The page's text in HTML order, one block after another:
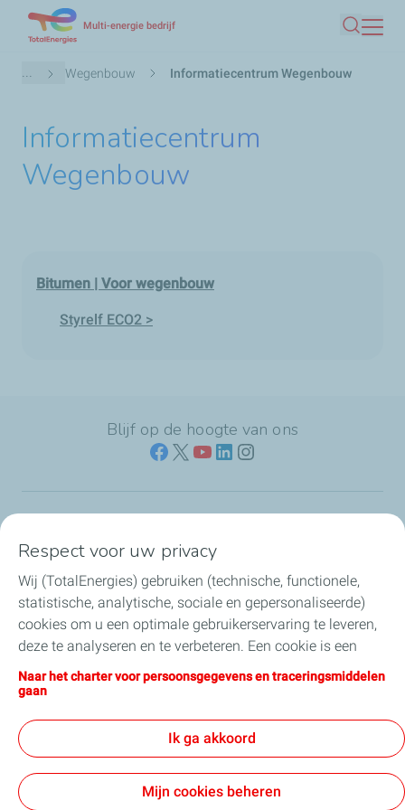
naar
gaan
Multi-energie bedrijf
Zoeken
Kruimelpad
... Wegenbouw Informatiecentrum Wegenbouw
Informatiecentrum
Wegenbouw
Bitumen | Voor wegenbouw
Styrelf ECO2 >
Blijf op de hoogte van ons
Producten & services
Koolstofarme brandstoffen
Direct regelen & contact
Over TotalEnergies
Respect voor uw privacy
Wij (TotalEnergies) gebruiken (technische, functionele,
statistische, analytische, sociale en gepersonaliseerde)
cookies om u een optimale gebruikerservaring te leveren,
deze te analyseren en te verbeteren. Een cookie is een
klein tekstbestand dat bij het eerste bezoek aan een
website wordt opgeslagen in de browser van het toestel
instellingen op elk moment wijzigen door op “Mijn
Cookies beheren” te klikken. Door op de knop "Ik ga
akkoord" te klikken, stemt u in met de installatie van alle
cookies. Door op de knop "Ik weiger" te klikken weigert u
Naar het charter voor persoonsgegevens en traceringsmiddelen
gaan
Ik ga akkoord
Mijn cookies beheren